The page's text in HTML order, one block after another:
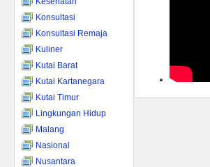
Konsultasi
Konsultasi Remaja
Kuliner
Kutai Barat
Kutai Kartanegara
Kutai Timur
Lingkungan Hidup
Malang
Nasional
Nusantara